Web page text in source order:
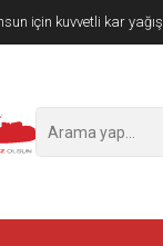
için kuvvetli kar